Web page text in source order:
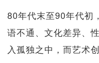
80年代末至90年代初
语不通、文化差异、
入孤独之中，而艺术